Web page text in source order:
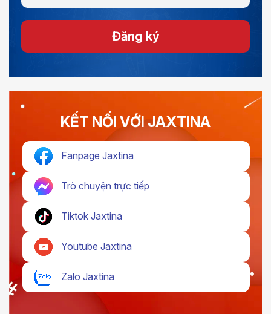
Đăng ký
KẾT NỐI VỚI JAXTINA
Fanpage Jaxtina
Trò chuyện trực tiếp
Tiktok Jaxtina
Youtube Jaxtina
Zalo Jaxtina